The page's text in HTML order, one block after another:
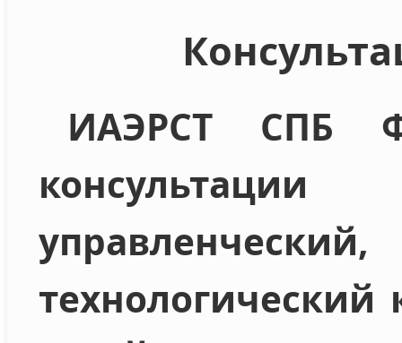
ИАЭРСТ СПБ
технологический